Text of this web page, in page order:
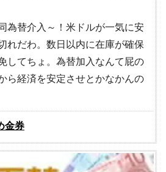
為替介入～！米ドルが一気に安
れだわ。数日以内に在庫が確保
してちょ。為替加入なんて屁の
ら経済を安定させとかなかんの
金券